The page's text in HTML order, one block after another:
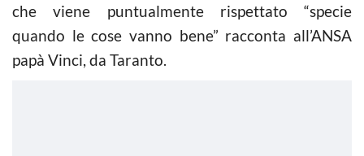
che viene puntualmente rispettato “specie
quando le cose vanno bene” racconta all’ANSA
papà Vinci, da Taranto.